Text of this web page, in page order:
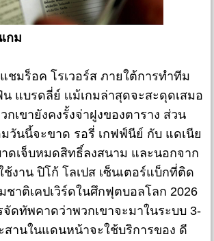
กม
อค โรเวอร์ส ภายใต้การทำทีม
แบรดลี่ย์ เเม้เกมล่าสุดจะสะดุดเสมอ
กเขายังคงรั้งจ่าฝูงของตาราง ส่วน
วันนี้จะขาด รอรี่ เกฟฟ์นีย์ กับ แดเนีย
ดเจ็บหมดสิทธิ์ลงสนาม และนอกจาก
ช้งาน ปิโก้ โลเปส เซ็นเตอร์แบ็กที่ติด
ชาติเคปเวิร์ดในศึกฟุตบอลโลก 2026
ดทัพคาดว่าพวกเขาจะมาในระบบ 3-
สานในแดนหน้าจะใช้บริการของ ดี